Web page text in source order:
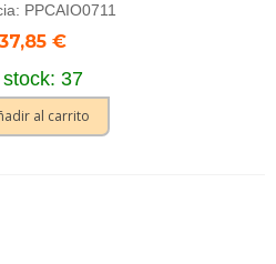
PPCAIO0711
€
37
al carrito